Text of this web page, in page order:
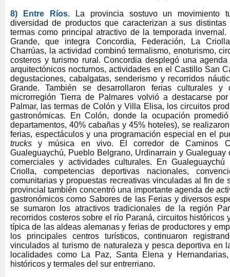
8) Entre Ríos.
La provincia sostuvo un movimiento
diversidad de productos que caracterizan a sus distintas
termas como principal atractivo de la temporada
Grande, que integra Concordia, Federación, La
Charrúas, la actividad combinó termalismo, enoturismo,
costeros y turismo rural. Concordia desplegó una
arquitectónicos nocturnos, actividades en el Castillo San
degustaciones, cabalgatas, senderismo y recorridos
Grande. También se desarrollaron ferias culturales y
microrregión Tierra de Palmares volvió a destacarse
Palmar, las termas de Colón y Villa Elisa, los circuitos
gastronómicas. En Colón, donde la ocupación
departamentos, 40% cabañas y 45% hoteles), se
ferias, espectáculos y una programación especial en el
trucks y música en vivo. El corredor de Caminos
Gualeguaychú, Pueblo Belgrano, Urdinarrain y Gualeguay
comerciales y actividades culturales. En
Criolla, competencias deportivas nacionales,
comunitarias y propuestas recreativas vinculadas al fin de
provincial también concentró una importante agenda de
gastronómicos como Sabores de las Ferias y diversos
se sumaron los atractivos tradicionales de la región
recorridos costeros sobre el río Paraná, circuitos históricos
típica de las aldeas alemanas y ferias de productores y
los principales centros turísticos, continuaron
vinculados al turismo de naturaleza y pesca deportiva en
localidades como La Paz, Santa Elena y
históricos y termales del sur entrerriano.